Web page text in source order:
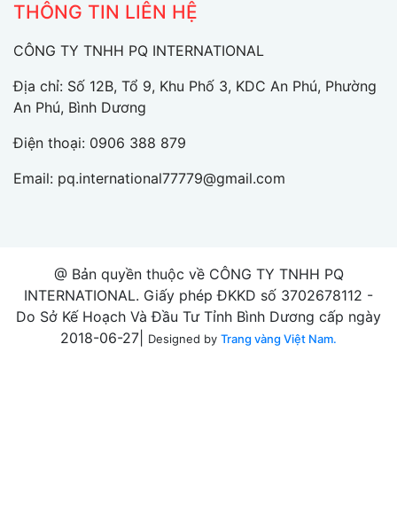
THÔNG TIN LIÊN HỆ
CÔNG TY TNHH PQ INTERNATIONAL
Địa chỉ: Số 12B, Tổ 9, Khu Phố 3, KDC An Phú, Phường
An Phú, Bình Dương
Điện thoại: 0906 388 879
Email: pq.international77779@gmail.com
@ Bản quyền thuộc về CÔNG TY TNHH PQ
INTERNATIONAL. Giấy phép ĐKKD số 3702678112 -
Do Sở Kế Hoạch Và Đầu Tư Tỉnh Bình Dương cấp ngày
2018-06-27|
Designed by Trang vàng Việt Nam.